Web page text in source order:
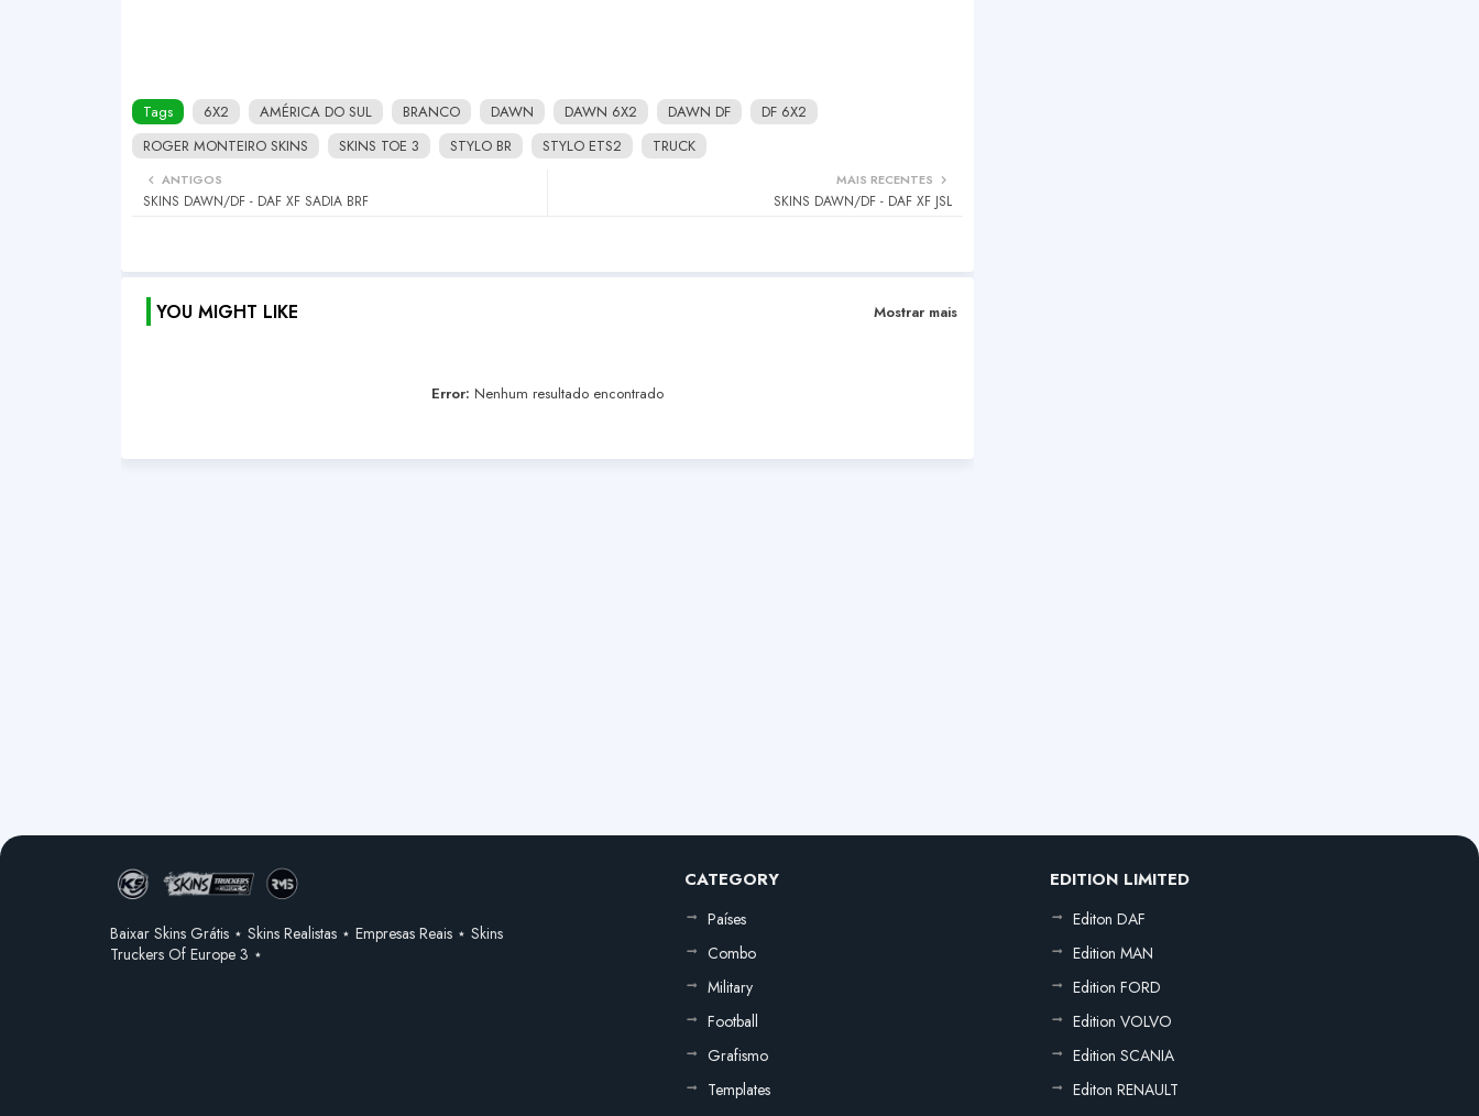
Tags 6X2 AMÉRICA DO SUL BRANCO DAWN DAWN 6X2 DAWN DF
DF 6X2
ROGER MONTEIRO SKINS
SKINS TOE 3 STYLO BR STYLO ETS2 TRUCK
MAIS RECENTES
SKINS DAWN/DF - DAF XF JSL
ANTIGOS
SKINS DAWN/DF - DAF XF SADIA BRF
YOU MIGHT LIKE Mostrar mais
Error: Nenhum resultado encontrado
Baixar Skins Grátis ⋆ Skins Realistas ⋆ Empresas Reais ⋆ Skins
Truckers Of Europe 3 ⋆
CATEGORY
Países
Combo
Military
Football
Grafismo
Templates
EDITION LIMITED
Editon DAF
Edition MAN
Edition FORD
Edition VOLVO
Edition SCANIA
Editon RENAULT